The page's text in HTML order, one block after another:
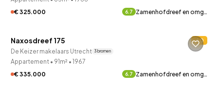
€ 325.000
6.7 Zamenhofdreef en omg…
QUICKLANE™
Naxosdreef 175 D
De Keizer makelaars Utrecht 3 bronnen
Appartement • 91m² • 1967
€ 335.000
6.7 Zamenhofdreef en omg…
QUICKLANE™